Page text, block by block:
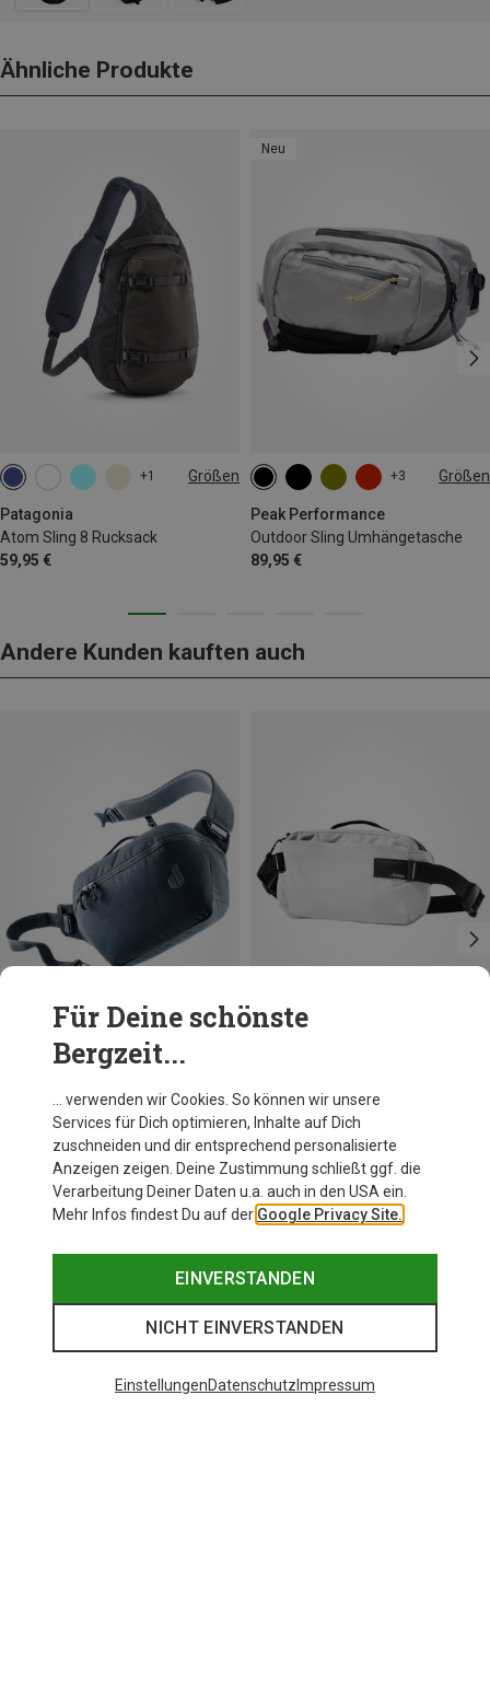
Ähnliche Produkte
+1 Größen
Patagonia
Atom Sling 8 Rucksack
59,95 €
8L
Neu
+3 Größen
Peak Performance
Outdoor Sling Umhängetasche
89,95 €
4.5L
Andere Kunden kauften auch
Du sparst 24%
Matador
Refraction Packable Sling Tasche
46,95 €
Für Deine schönste
Bergzeit...
… verwenden wir Cookies. So können wir unsere
Services für Dich optimieren, Inhalte auf Dich
zuschneiden und dir entsprechend personalisierte
Anzeigen zeigen. Deine Zustimmung schließt ggf. die
Verarbeitung Deiner Daten u.a. auch in den USA ein.
Mehr Infos findest Du auf der Google Privacy Site.
EINVERSTANDEN
NICHT EINVERSTANDEN
EinstellungenDatenschutz Impressum